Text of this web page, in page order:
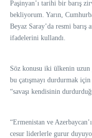
Paşinyan’ı tarihi bir barış
bekliyorum. Yarın,
Beyaz Saray’da resmi barış
ifadelerini kullandı.
Söz konusu iki ülkenin uzun
bu çatışmayı durdurmak
“savaşı kendisinin
“Ermenistan ve
cesur liderlerle gurur